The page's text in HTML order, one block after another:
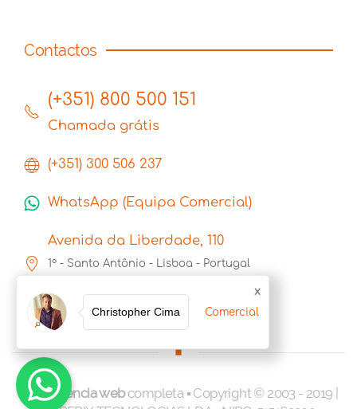
Contactos
(+351) 800 500 151
Chamada grátis
(+351) 300 506 237
WhatsApp (Equipa Comercial)
Avenida da Liberdade, 110
1º - Santo Antônio - Lisboa - Portugal
Umaagência webcompleta ▪ Copyright © 2003 - 2019 |
x
Christopher Cima Comercial